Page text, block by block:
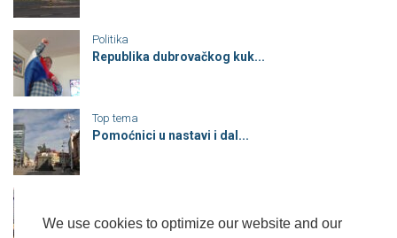
We use cookies to optimize our website and our
Politika
Republika dubrovačkog kuk...
Top tema
Pomoćnici u nastavi i dal...